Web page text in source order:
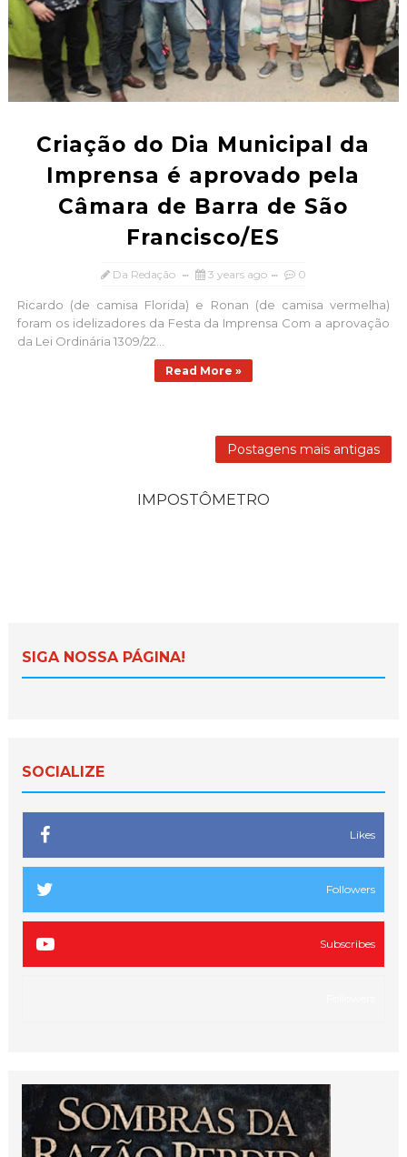
Criação do Dia Municipal da
Imprensa é aprovado pela
Câmara de Barra de São
Francisco/ES
Da Redação 3 years ago 0
Ricardo (de camisa Florida) e Ronan (de camisa vermelha)
foram os idelizadores da Festa da Imprensa Com a aprovação
da Lei Ordinária 1309/22...
Read More »
Postagens mais antigas
IMPOSTÔMETRO
SIGA NOSSA PÁGINA!
SOCIALIZE
Likes
Followers
Subscribes